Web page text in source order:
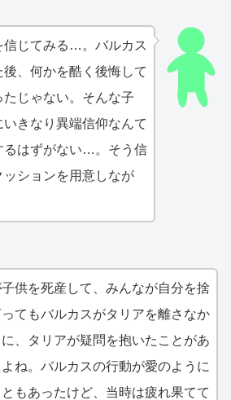
信じてみる…。バルカス
、何かを酷く後悔して
じゃない。そんな子
きなり異端信仰なんて
るはずがない…。そう信
ッションを用意しなが
供を死産して、みんなが自分を捨
てもバルカスがタリアを離さなか
、タリアが疑問を抱いたことがあ
よね。バルカスの行動が愛のように
ともあったけど、当時は疲れ果てて